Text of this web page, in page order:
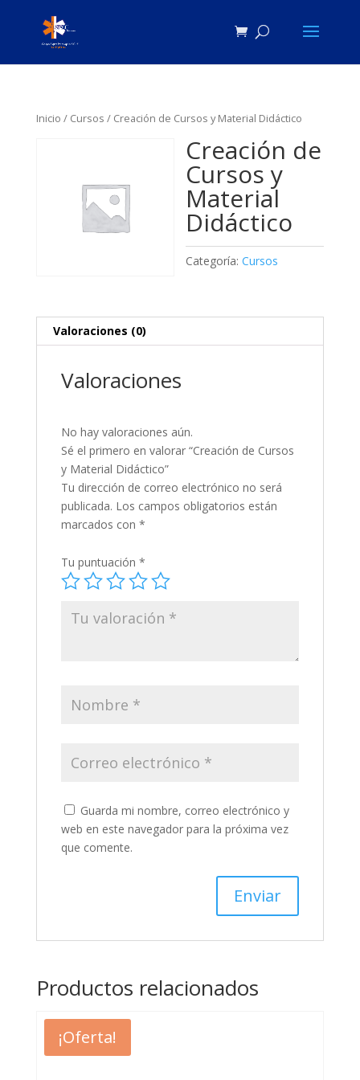
Inicio / Cursos / Creación de Cursos y Material Didáctico
Creación de
Cursos y
Material
Didáctico
Categoría:Cursos
Valoraciones (0)
Valoraciones
No hay valoraciones aún.
Sé el primero en valorar “Creación de Cursos
y Material Didáctico”
Tu dirección de correo electrónico no será
publicada. Los campos obligatorios están
marcados con *
Tu puntuación *
Guarda mi nombre, correo electrónico y
web en este navegador para la próxima vez
que comente.
Productos relacionados
¡Oferta!